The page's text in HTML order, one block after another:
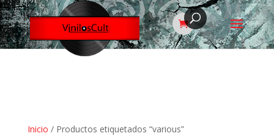
Inicio / Productos etiquetados “various”